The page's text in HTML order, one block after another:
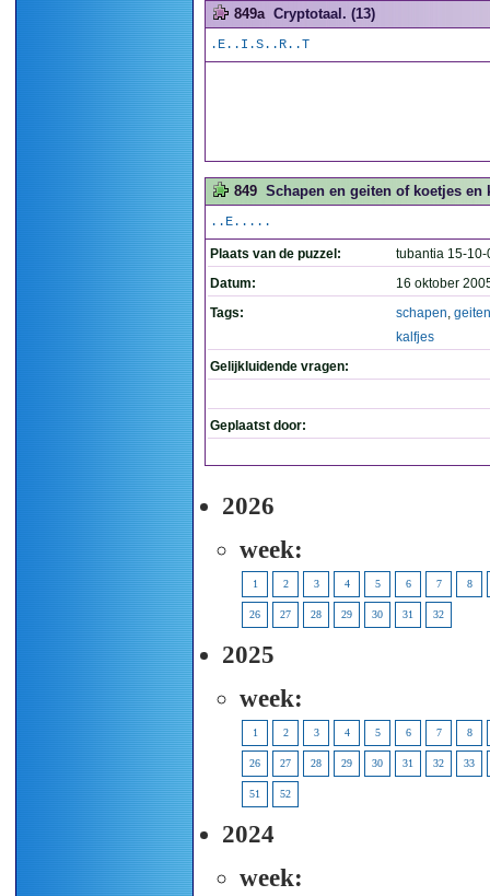
849a Cryptotaal. (13)
.E..I.S..R..T
849 Schapen en geiten of koetjes en
..E.....
Plaats van de puzzel:
tubantia 15-10-
Datum:
16 oktober
Tags:
schapen, geiten
kalfjes
Gelijkluidende vragen:
Geplaatst door:
2026
week:
1 2 3 4 5 6 7 8
26 27 28 29 30 31 32
2025
week:
1 2 3 4 5 6 7 8
26 27 28 29 30 31 32 33
51 52
2024
week: